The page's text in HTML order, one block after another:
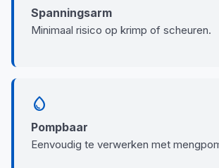
Spanningsarm
Minimaal risico op krimp of scheuren.
water_drop
Pompbaar
Eenvoudig te verwerken met